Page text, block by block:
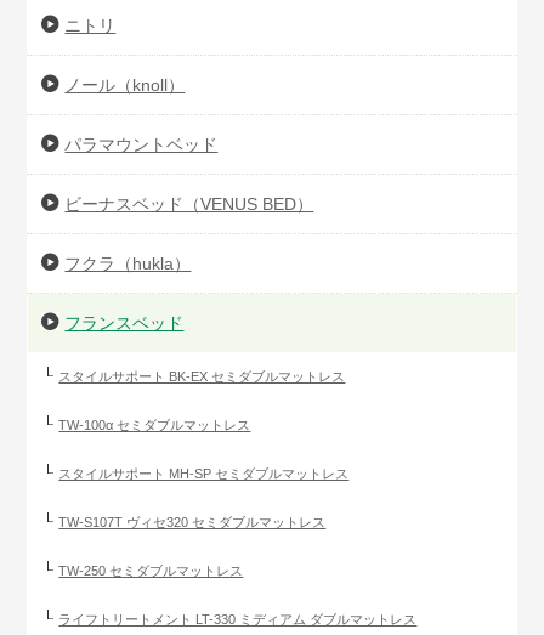
ニトリ
ノール（knoll）
パラマウントベッド
ビーナスベッド（VENUS BED）
フクラ（hukla）
フランスベッド
スタイルサポート BK-EX セミダブルマットレス
TW-100α セミダブルマットレス
スタイルサポート MH-SP セミダブルマットレス
TW-S107T ヴィセ320 セミダブルマットレス
TW-250 セミダブルマットレス
ライフトリートメント LT-330 ミディアム ダブルマットレス